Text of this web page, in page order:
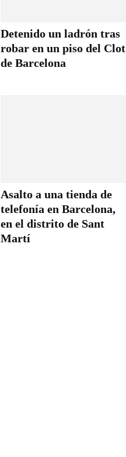
Detenido un ladrón tras
robar en un piso del Clot
de Barcelona
Asalto a una tienda de
telefonía en Barcelona,
en el distrito de Sant
Martí